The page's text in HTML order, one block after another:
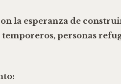
la esperanza de
personas